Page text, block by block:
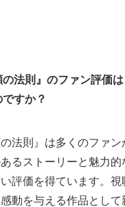
の法則』のファン評価
すか？
の法則』は多くのファ
るストーリーと魅力的
評価を得ています。視
動を与える作品として